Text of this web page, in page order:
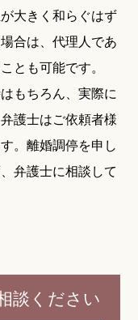
大きく和らぐはず
合は、代理人であ
とも可能です。
もちろん、実際に
護士はご依頼者様
。離婚調停を申し
弁護士に相談して
談ください